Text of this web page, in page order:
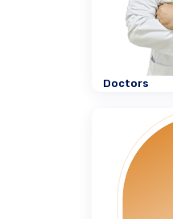
Doctors